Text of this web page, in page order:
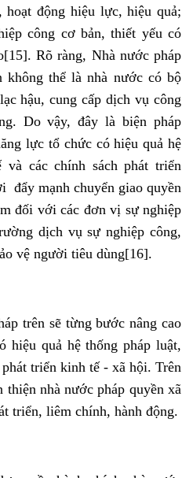
động hiệu lực, hiệu quả;
công cơ bản, thiết yếu có
[15]. Rõ ràng, Nhà nước pháp
không thể là nhà nước có bộ
hậu, cung cấp dịch vụ công
Do vậy, đây là biện pháp
lực tổ chức có hiệu quả hệ
và các chính sách phát triển
đẩy mạnh chuyển giao quyền
đối với các đơn vị sự nghiệp
dịch vụ sự nghiệp công,
vệ người tiêu dùng[16].
trên sẽ từng bước nâng cao
hiệu quả hệ thống pháp luật,
triển kinh tế - xã hội. Trên
thiện nhà nước pháp quyền xã
triển, liêm chính, hành động.